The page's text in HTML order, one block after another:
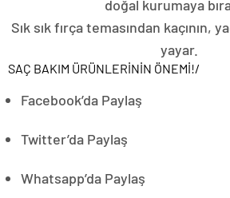
doğal kurumaya
Sık sık fırça temasından kaçının,
yayar.
SAÇ BAKIM ÜRÜNLERİNİN ÖNEMİ!/
Facebook’da Paylaş
Twitter’da Paylaş
Whatsapp’da Paylaş